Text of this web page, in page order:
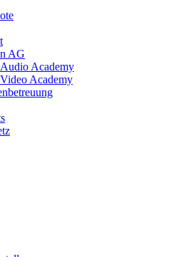
AG
Audio Academy
Video Academy